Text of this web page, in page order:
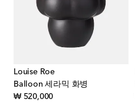
Louise Roe
Balloon 세라믹 화병
₩ 520,000original price